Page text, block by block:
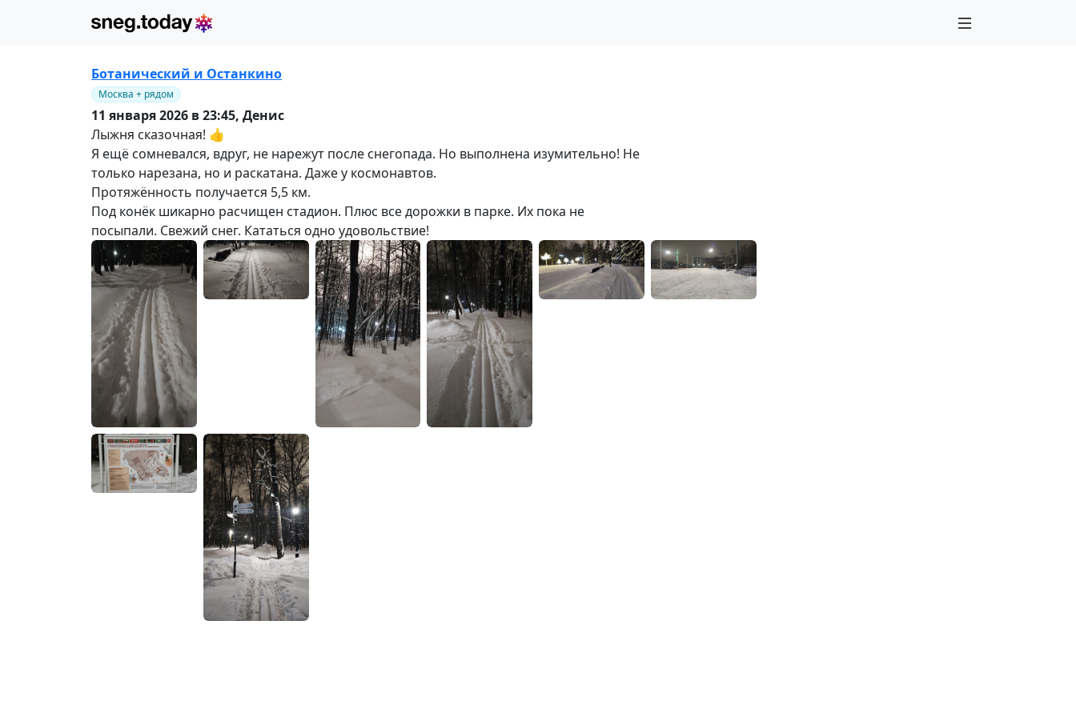
Ботанический и Останкино
Москва + рядом
11 января 2026 в 23:45, Денис
Лыжня сказочная! 👍
Я ещё сомневался, вдруг, не нарежут после снегопада. Но выполнена изумительно! Не
только нарезана, но и раскатана. Даже у космонавтов.
Протяжённость получается 5,5 км.
Под конёк шикарно расчищен стадион. Плюс все дорожки в парке. Их пока не
посыпали. Свежий снег. Кататься одно удовольствие!